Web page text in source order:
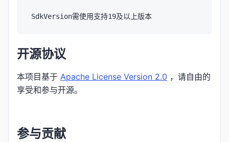
开源协议
本项目基于 Apache License Version 2.0 ，请自由的
享受和参与开源。
参与贡献